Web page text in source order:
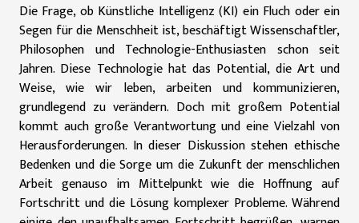
Die Frage, ob Künstliche Intelligenz (KI) ein Fluch oder ein
Segen für die Menschheit ist, beschäftigt Wissenschaftler,
Philosophen und Technologie-Enthusiasten schon seit
Jahren. Diese Technologie hat das Potential, die Art und
Weise, wie wir leben, arbeiten und kommunizieren,
grundlegend zu verändern. Doch mit großem Potential
kommt auch große Verantwortung und eine Vielzahl von
Herausforderungen. In dieser Diskussion stehen ethische
Bedenken und die Sorge um die Zukunft der menschlichen
Arbeit genauso im Mittelpunkt wie die Hoffnung auf
Fortschritt und die Lösung komplexer Probleme. Während